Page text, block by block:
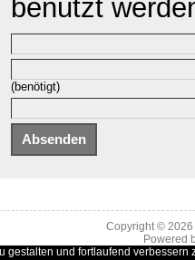
benutzt
(benötigt)
Copyright ©
Powered
gestalten und fortlaufend